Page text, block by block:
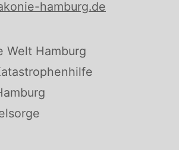
hamburg.de
Welt Hamburg